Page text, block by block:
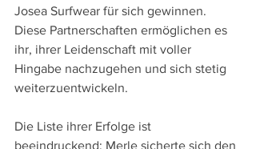
Josea Surfwear für sich gewinnen.
Diese Partnerschaften ermöglichen es
ihr, ihrer Leidenschaft mit voller
Hingabe nachzugehen und sich stetig
weiterzuentwickeln.
Die Liste ihrer Erfolge ist
beeindruckend: Merle sicherte sich den